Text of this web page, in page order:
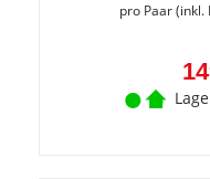
pro Paar (inkl.